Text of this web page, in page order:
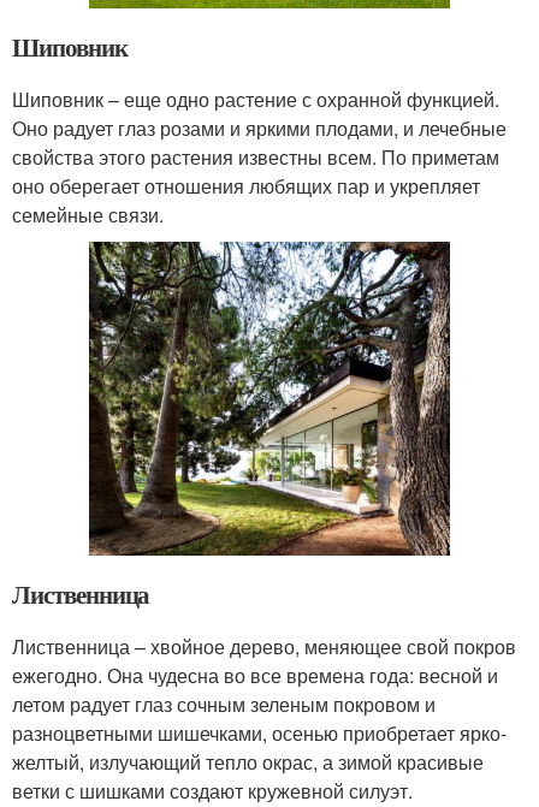
Шиповник
Шиповник – еще одно растение с охранной функцией.
Оно радует глаз розами и яркими плодами, и лечебные
свойства этого растения известны всем. По приметам
оно оберегает отношения любящих пар и укрепляет
семейные связи.
Лиственница
Лиственница – хвойное дерево, меняющее свой покров
ежегодно. Она чудесна во все времена года: весной и
летом радует глаз сочным зеленым покровом и
разноцветными шишечками, осенью приобретает ярко-
желтый, излучающий тепло окрас, а зимой красивые
ветки с шишками создают кружевной силуэт.